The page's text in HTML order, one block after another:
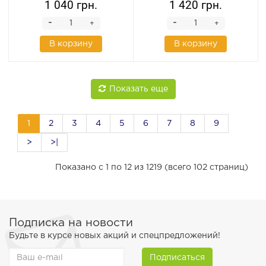
1 040 грн.
+
-
В корзину
1 420 грн.
+
-
В корзину
Показать еще
2 3 4 5 6 7 8 9
> >|
Показано с 1 по 12 из 1219 (всего 102 страниц)
Подписка на новости
Будьте в курсе новых акций и спецпредложений!
Подписаться